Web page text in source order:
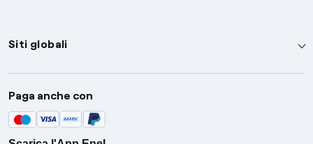
Siti globali
Enel Group
Enel Green Power
Global Trading
Paga anche con